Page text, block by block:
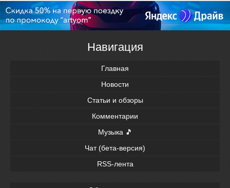
Навигация
Главная
Новости
Статьи и обзоры
Комментарии
Музыка 🎵
Чат (бета-версия)
RSS-лента